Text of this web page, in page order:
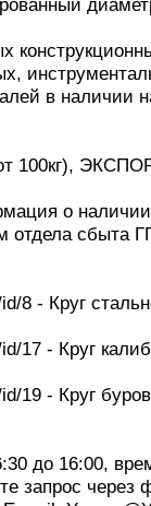
в наличии
100кг),
о
отдела сбыта
8 - Круг
17 - Круг
19 - Круг
до 16:00,
запрос через